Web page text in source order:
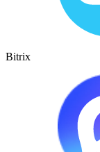
Bitrix